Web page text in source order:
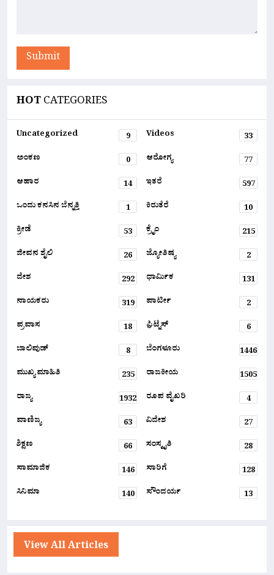
Submit
HOTCATEGORIES
Uncategorized 9 Videos
33
ಅಂಕಣ
0 ಆರೋಗ್ಯ
77
ಆಹಾರ
14 ಇತರೆ
597
ಒಂದು ಕನಸಿನ ಬೆನ್ನತ್ತಿ
1 ಕಿರುತೆರೆ
10
ಕ್ರೀಡೆ
53 ಕ್ರೈಂ
215
ಜೀವನ ಶೈಲಿ
26 ಜ್ಯೋತಿಷ್ಯ
2
ದೇಶ
292 ಧಾರ್ಮಿಕ
131
ನಾಯಕರು
319 ಪಾರ್ಟೀ
2
ಪ್ರವಾಸ
18 ಫ಼ಿಟ್ನೆಸ್
6
ಬಾಲಿವುಡ್
8 ಬೆಂಗಳೂರು
1446
ಮುಖ್ಯ ಮಾಹಿತಿ
235 ರಾಜಕೀಯ
1505
ರಾಜ್ಯ
1932 ರೂಪ ವೈಖರಿ
4
ವಾಣಿಜ್ಯ
63 ವಿದೇಶ
27
ಶಿಕ್ಷಣ
66 ಸಂಸ್ಕೃತಿ
28
ಸಾಮಾಜಿಕ
146 ಸಾರಿಗೆ
128
ಸಿನಿಮಾ
140 ಸೌಂದರ್ಯ 13
View All Articles